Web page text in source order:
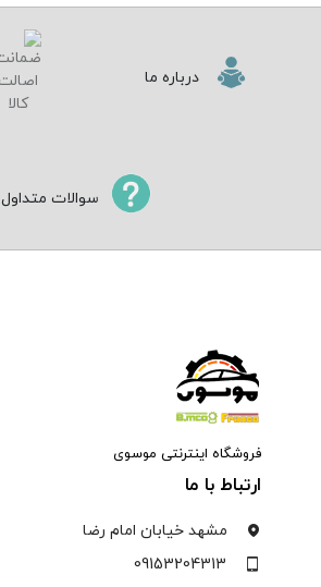
درباره ما
سوالات متداول
فروشگاه اینترنتی موسوی
ارتباط با ما
مشهد خیابان امام رضا
09153204313